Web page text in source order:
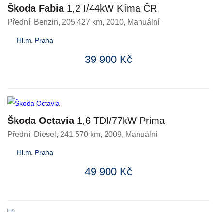
Škoda Fabia1,2 I/44kW Klima ČR
Přední, Benzin, 205 427 km, 2010, Manuální
Hl.m. Praha
39 900 Kč
Škoda Octavia1,6 TDI/77kW Prima
Přední, Diesel , 241 570 km, 2009, Manuální
Hl.m. Praha
49 900 Kč